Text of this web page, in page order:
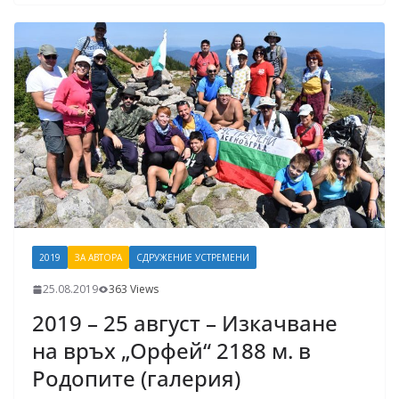
2019 ЗА АВТОРА СДРУЖЕНИЕ УСТРЕМЕНИ
25.08.2019 363 Views
2019 – 25 август – Изкачване
на връх „Орфей“ 2188 м. в
Родопите (галерия)